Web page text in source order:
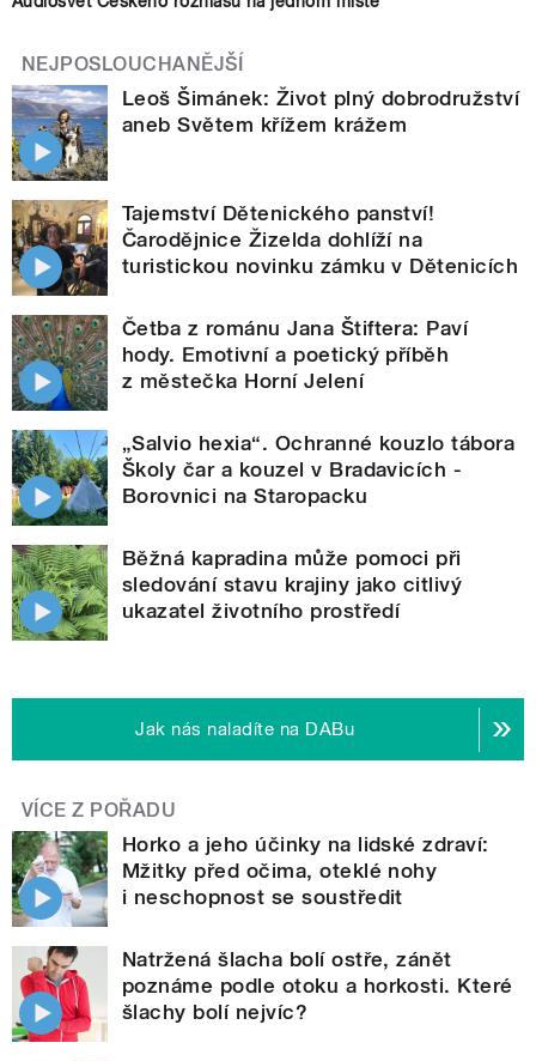
NEJPOSLOUCHANĚJŠÍ
Leoš Šimánek: Život plný dobrodružství
aneb Světem křížem krážem
Tajemství Dětenického panství!
Čarodějnice Žizelda dohlíží na
turistickou novinku zámku v Dětenicích
Četba z románu Jana Štiftera: Paví
hody. Emotivní a poetický příběh
z městečka Horní Jelení
„Salvio hexia“. Ochranné kouzlo tábora
Školy čar a kouzel v Bradavicích -
Borovnici na Staropacku
Běžná kapradina může pomoci při
sledování stavu krajiny jako citlivý
ukazatel životního prostředí
Jak nás naladíte na DABu
VÍCE Z POŘADU
Horko a jeho účinky na lidské zdraví:
Mžitky před očima, oteklé nohy
i neschopnost se soustředit
Natržená šlacha bolí ostře, zánět
poznáme podle otoku a horkosti. Které
šlachy bolí nejvíc?